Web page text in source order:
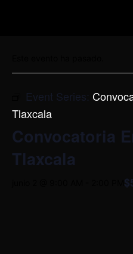
Event Series:
Tlaxcala
Convocatoria
Tlaxcala